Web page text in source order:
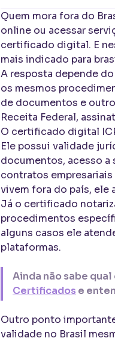
Quem mora fora do
online ou acessar
certificado digital. E
mais indicado para
A resposta depende
os mesmos
de documentos e
Receita Federal,
O certificado digital
Ele possui validade
documentos, acesso a
contratos
vivem fora do país, ele
Já o certificado
procedimentos
alguns casos ele
plataformas.
Ainda não sabe
Certificados e
Outro ponto
validade no Brasil